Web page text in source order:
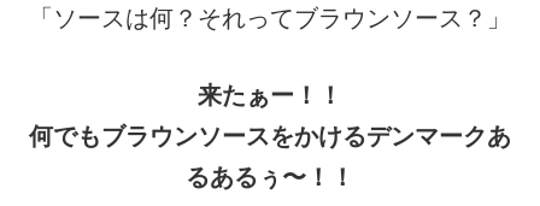
「ソースは何？それってブラウンソース？」
来たぁー！！
何でもブラウンソースをかけるデンマークあ
るあるぅ〜！！